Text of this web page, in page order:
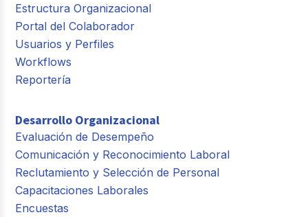
Estructura Organizacional
Portal del Colaborador
Usuarios y Perfiles
Workflows
Reportería
Desarrollo Organizacional
Evaluación de Desempeño
Comunicación y Reconocimiento Laboral
Reclutamiento y Selección de Personal
Capacitaciones Laborales
Encuestas